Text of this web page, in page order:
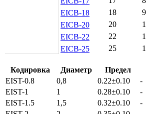
EICB-18
18
EICB-20
20
EICB-22
22
EICB-25
25
Кодировка Диаметр Предел
EIST-0.8
0,8 0.22±0.10
-
EIST-1
1 0.28±0.10
-
EIST-1.5
1,5 0.32±0.10
-